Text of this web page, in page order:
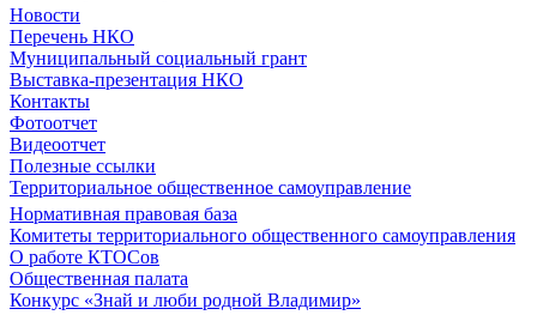
Новости
Перечень НКО
Муниципальный социальный грант
Выставка-презентация НКО
Контакты
Фотоотчет
Видеоотчет
Полезные ссылки
Территориальное общественное самоуправление
Нормативная правовая база
Комитеты территориального общественного самоуправления
О работе КТОСов
Общественная палата
Конкурс «Знай и люби родной Владимир»